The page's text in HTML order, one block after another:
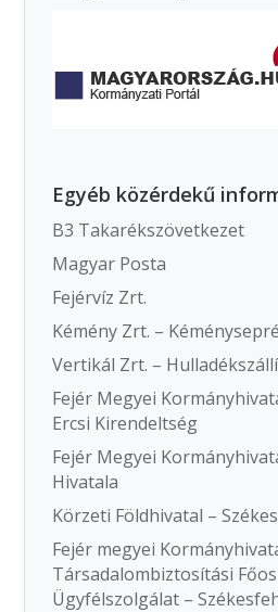
Egyéb közérdekű
B3 Takarékszövetkezet
Magyar Posta
Fejérvíz Zrt.
Kémény Zrt. –
Vertikál Zrt. –
Fejér Megyei
Ercsi Kirendeltség
Fejér Megyei
Hivatala
Körzeti Földhivatal –
Fejér megyei
Társadalombiztosítási
Ügyfélszolgálat –